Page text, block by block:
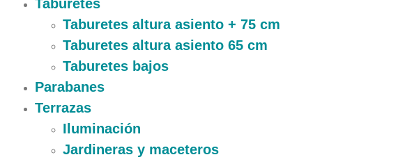
Taburetes
Taburetes altura asiento + 75 cm
Taburetes altura asiento 65 cm
Taburetes bajos
Parabanes
Terrazas
Iluminación
Jardineras y maceteros